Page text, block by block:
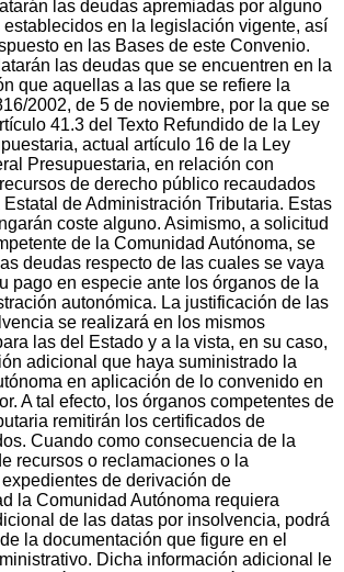
las deudas apremiadas por alguno
establecidos en la legislación vigente, así
en las Bases de este Convenio.
las deudas que se encuentren en la
que aquellas a las que se refiere la
2002, de 5 de noviembre, por la que se
41.3 del Texto Refundido de la Ley
actual artículo 16 de la Ley
Presupuestaria, en relación con
de derecho público recaudados
de Administración Tributaria. Estas
coste alguno. Asimismo, a solicitud
de la Comunidad Autónoma, se
deudas respecto de las cuales se vaya
pago en especie ante los órganos de la
autonómica. La justificación de las
se realizará en los mismos
las del Estado y a la vista, en su caso,
adicional que haya suministrado la
en aplicación de lo convenido en
A tal efecto, los órganos competentes de
remitirán los certificados de
Cuando como consecuencia de la
recursos o reclamaciones o la
de derivación de
la Comunidad Autónoma requiera
de las datas por insolvencia, podrá
la documentación que figure en el
Dicha información adicional le